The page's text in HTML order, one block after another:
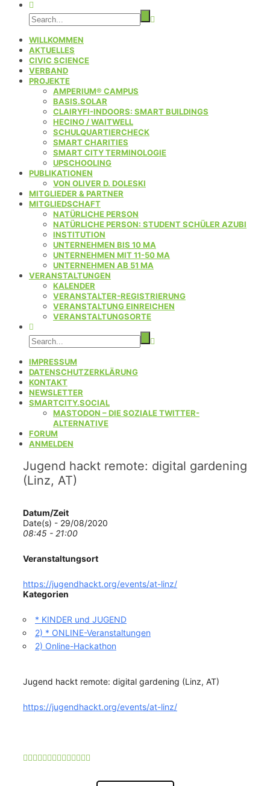
WILLKOMMEN
AKTUELLES
CIVIC SCIENCE
VERBAND
PROJEKTE
AMPERIUM® CAMPUS
BASIS.SOLAR
CLAIRYFI-INDOORS: SMART BUILDINGS
HECINO / WAITWELL
SCHULQUARTIERCHECK
SMART CHARITIES
SMART CITY TERMINOLOGIE
UPSCHOOLING
PUBLIKATIONEN
VON OLIVER D. DOLESKI
MITGLIEDER & PARTNER
MITGLIEDSCHAFT
NATÜRLICHE PERSON
NATÜRLICHE PERSON: STUDENT SCHÜLER AZUBI
INSTITUTION
UNTERNEHMEN BIS 10 MA
UNTERNEHMEN MIT 11-50 MA
UNTERNEHMEN AB 51 MA
VERANSTALTUNGEN
KALENDER
VERANSTALTER-REGISTRIERUNG
VERANSTALTUNG EINREICHEN
VERANSTALTUNGSORTE
IMPRESSUM
DATENSCHUTZERKLÄRUNG
KONTAKT
NEWSLETTER
SMARTCITY.SOCIAL
MASTODON – DIE SOZIALE TWITTER-
ALTERNATIVE
FORUM
ANMELDEN
Jugend hackt remote: digital gardening
(Linz, AT)
Datum/Zeit
Date(s) - 29/08/2020
08:45 - 21:00
Veranstaltungsort
https://jugendhackt.org/events/at-linz/
Kategorien
* KINDER und JUGEND
2) * ONLINE-Veranstaltungen
2) Online-Hackathon
Jugend hackt remote: digital gardening (Linz, AT)
https://jugendhackt.org/events/at-linz/